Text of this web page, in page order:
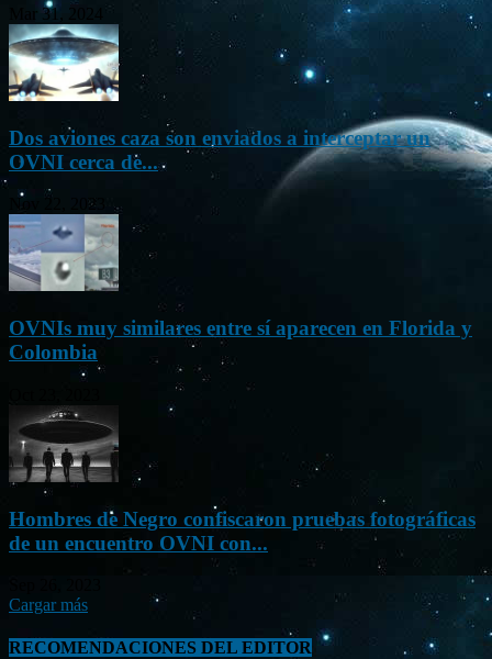
Mar 31, 2024
Dos aviones caza son enviados a interceptar un
OVNI cerca de...
Nov 22, 2023
OVNIs muy similares entre sí aparecen en Florida y
Colombia
Hombres de Negro confiscaron pruebas fotográficas
de un encuentro OVNI con...
Cargar más
RECOMENDACIONES DEL EDITOR